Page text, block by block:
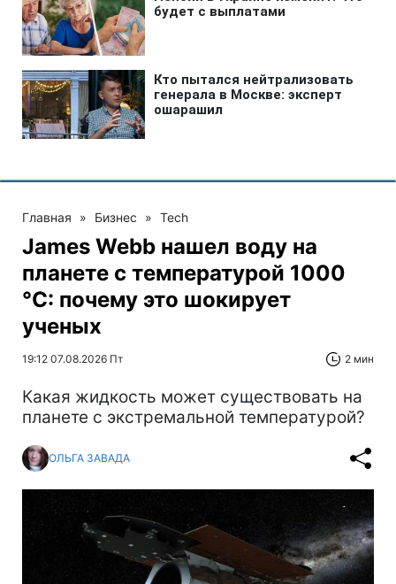
Главная » Бизнес » Tech
James Webb нашел воду на
планете с температурой 1000
°C: почему это шокирует
ученых
19:12 07.08.2026 Пт 2 мин
Какая жидкость может существовать на
планете с экстремальной температурой?
ОЛЬГА ЗАВАДА